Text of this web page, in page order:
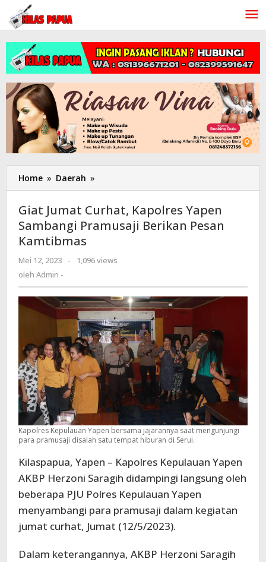
Lewati
konten
Home » Daerah »
Jumat
Curhat,
Kapolres
Yapen
Berikan
Kamtibmas
Giat Jumat Curhat, Kapolres Yapen
Sambangi Pramusaji Berikan Pesan
Kamtibmas
Mei 12, 2023
oleh
-
1,096 views
oleh Admin -
Kapolres Kepulauan Yapen bersama jajarannya saat mengunjungi
para pramusaji disalah satu tempat hiburan di Serui.
Kilaspapua, Yapen – Kapolres Kepulauan Yapen
AKBP Herzoni Saragih didampingi langsung oleh
beberapa PJU Polres Kepulauan Yapen
menyambangi para pramusaji dalam kegiatan
jumat curhat, Jumat (12/5/2023).
Dalam keterangannya, AKBP Herzoni Saragih